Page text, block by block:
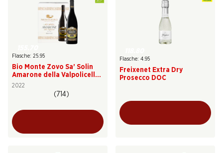
Flasche: 25.95
Bio Monte Zovo Sa’ Solin
Amarone della Valpolicella
DOCG
2022
(714)
Flasche: 4.95
Freixenet Extra Dry
Prosecco DOC